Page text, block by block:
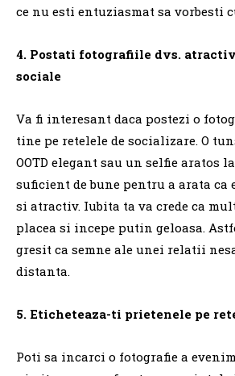
ce nu esti entuziasmat sa vorbesti
4. Postati fotografiile dvs.
sociale
Va fi interesant daca postezi o
tine pe retelele de socializare. O
OOTD elegant sau un selfie aratos
suficient de bune pentru a arata
si atractiv. Iubita ta va crede ca
placea si incepe putin geloasa.
gresit ca semne ale unei relatii
distanta.
5. Eticheteaza-ti prietenele pe
Poti sa incarci o fotografie a